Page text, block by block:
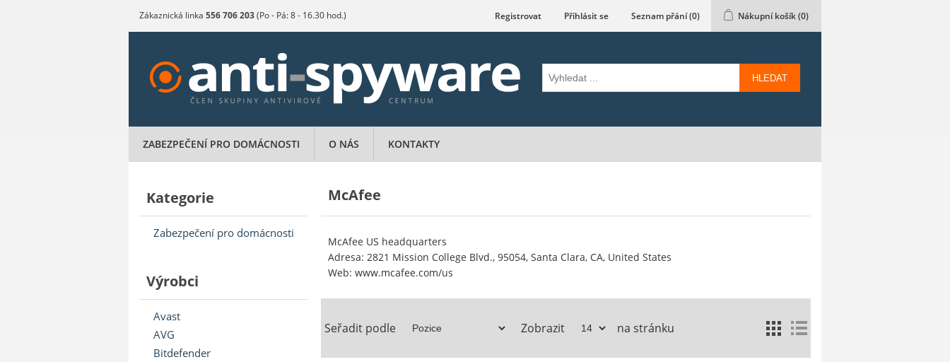
Zákaznická linka 556 706 203(Po - Pá: 8 - 16.30 hod.) Registrovat Přihlásit se Seznam přání(0) Nákupní košík(0)
HLEDAT
ZABEZPEČENÍ PRO DOMÁCNOSTI O NÁS KONTAKTY
Kategorie
Zabezpečení pro domácnosti
Výrobci
Avast
AVG
Bitdefender
McAfee
McAfee US headquarters
Adresa: 2821 Mission College Blvd., 95054, Santa Clara, CA, United States
Web: www.mcafee.com/us
Seřadit podle Zobrazit na stránku